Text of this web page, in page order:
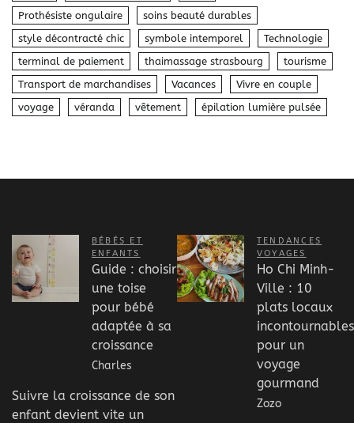
Prothésiste ongulaire
soins beauté durables
style décontracté chic
symbole intemporel
Technologie
terminal de paiement
thaimassage strasbourg
tourisme
Transport de marchandises
Vacances
Vivre en couple
voyage
véranda vêtement épilation lumière pulsée
BÉBÉS ET
ENFANTS
Guide : choisir
une toise
pour bébé
adaptée à sa
croissance
Charles
Suivre la croissance de son
enfant devient vite un
TENDANCES
VOYAGES
Ho Chi Minh-
Ville : 10
plats locaux
incontournables
pour un
voyage
gourmand
Zozo